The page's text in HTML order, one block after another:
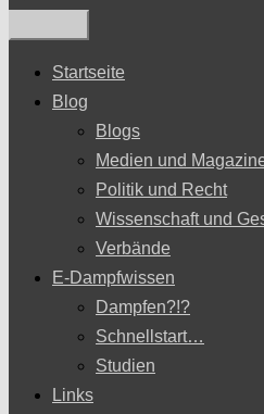
Startseite
Blog
Blogs
Medien und
Politik und Recht
Wissenschaft und
Verbände
E-Dampfwissen
Dampfen?!?
Schnellstart…
Studien
Links